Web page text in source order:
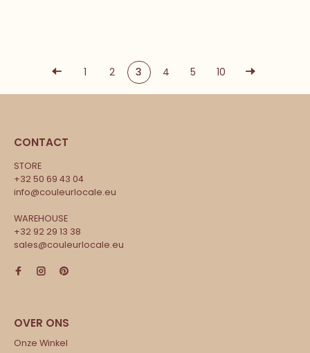
1 2 3 4 5 10
CONTACT
STORE
+32 50 69 43 04
info@couleurlocale.eu
WAREHOUSE
+32 92 29 13 38
sales@couleurlocale.eu
Onze Winkel